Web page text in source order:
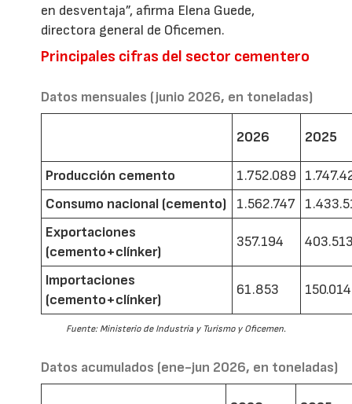
en desventaja”, afirma Elena Guede,
directora general de Oficemen.
Principales cifras del sector cementero
Datos mensuales (junio 2026, en toneladas)
2026 2025
Producción cemento 1.752.089
Consumo nacional (cemento)
1.562.747
Exportaciones
(cemento+clínker)
357.194
Importaciones
(cemento+clínker)
61.853 150.014
Fuente: Ministerio de Industria y Turismo y Oficemen.
Datos acumulados (ene-jun 2026, en toneladas)